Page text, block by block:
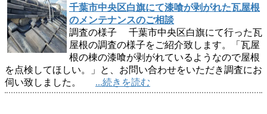
千葉市中央区白旗にて漆喰が剥がれた瓦屋根
のメンテナンスのご相談
調査の様子 千葉市中央区白旗にて行った瓦
屋根の調査の様子をご紹介致します。「瓦屋
根の棟の漆喰が剥がれているようなので屋根
を点検してほしい。」と、お問い合わせをいただき調査にお
伺い致しました。 ...続きを読む